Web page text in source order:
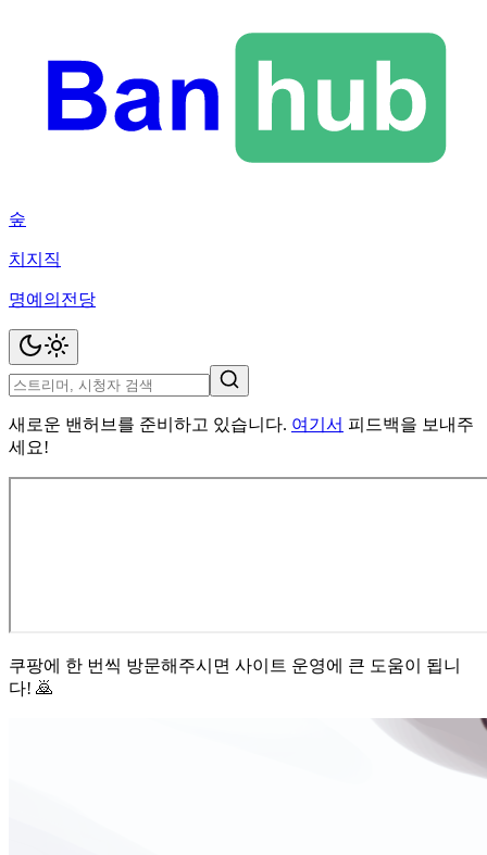
숲
치지직
명예의전당
새로운 밴허브를 준비하고 있습니다. 여기서 피드백을 보내주
세요!
쿠팡에 한 번씩 방문해주시면 사이트 운영에 큰 도움이 됩니
다! 🙇